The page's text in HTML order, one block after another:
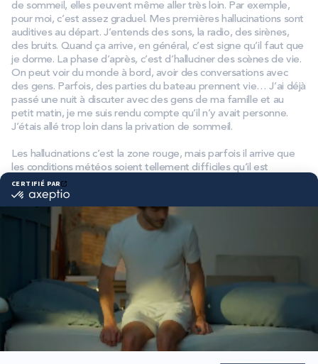
de sommeil, elles peuvent même aller très loin. Par exemple,
pour moi, c’est assez graduel. Mes premières hallucinations sont
auditives au départ. J’entends des sons, la radio, des sirènes,
des bruits. Quand ça arrive, en général, c’est signe qu’il faut que
je dorme. La phase d’après, c’est d’halluciner des scènes de vie.
On peut voir du monde à bord, avoir des conversations avec
des gens. Parfois, des parties du bateau prennent vie… J’ai déjà
passé une nuit à discuter avec des gens de ma famille et au
petit matin, je me suis rendu compte qu’il n’y avait personne.
J’étais allé trop loin dans la privation de sommeil.
Les hallucinations c’est la zone rouge, mais parfois il arrive que
les conditions météos soient tellement difficiles qu’il est
presque impossible de dormir.
Partager cet article